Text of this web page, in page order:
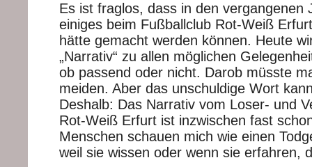
Es ist fraglos, dass in den vergangenen
einiges beim Fußballclub Rot-Weiß
hätte gemacht werden können. Heute
„Narrativ“ zu allen möglichen
ob passend oder nicht. Darob müsste
meiden. Aber das unschuldige Wort
Deshalb: Das Narrativ vom Loser- und
Rot-Weiß Erfurt ist inzwischen fast
Menschen schauen mich wie einen
weil sie wissen oder wenn sie erfahren,